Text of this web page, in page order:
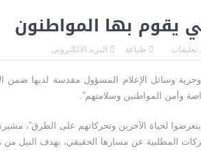
الثانية… ثورة استخباراتية تعيد رسم موازين
يقوم بها المواطنون
تعليقات طباعة البريد الالكترونى
وسائل الإعلام المسؤول مقدسة لديها ضمن
وأمن المواطنين وسلامتهم”.
لحياة الآخرين وتحركاتهم على الطرق”،
المطلبية عن مسارها الحقيقي، بهدف النيل من